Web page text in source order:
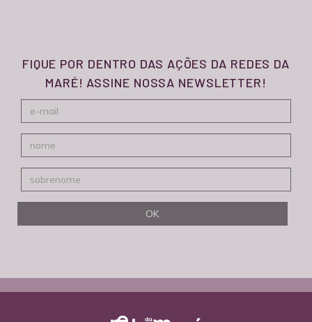
FIQUE POR DENTRO DAS AÇÕES DA REDES DA
MARÉ! ASSINE NOSSA NEWSLETTER!